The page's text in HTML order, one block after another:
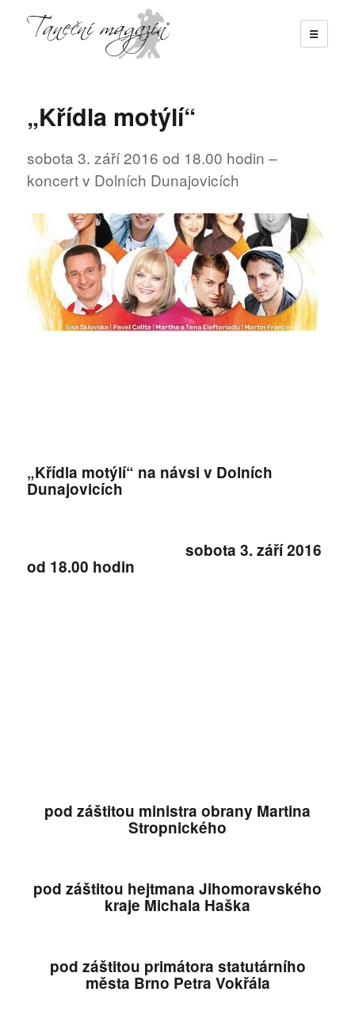
☰
„Křídla motýlí“
sobota 3. září 2016 od 18.00 hodin –
koncert v Dolních Dunajovicích
„Křídla motýlí“ na návsi v Dolních
Dunajovicích
sobota 3. září 2016
od 18.00 hodin
pod záštitou ministra obrany Martina
Stropnického
pod záštitou hejtmana Jihomoravského
kraje Michala Haška
pod záštitou primátora statutárního
města Brno Petra Vokřála